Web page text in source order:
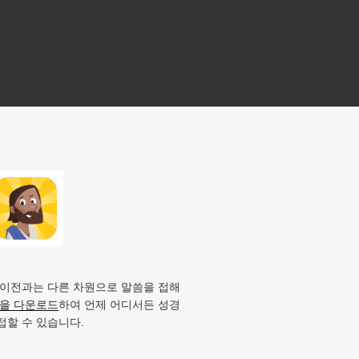
전과는 다른 차원으로 말씀을 접해
다운로드하여 언제 어디서든 성경
할 수 있습니다.